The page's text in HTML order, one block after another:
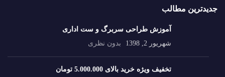
جدیدترین مطالب
آموزش طراحی سربرگ و ست اداری
شهریور 2, 1398
بدون نظری
تخفیف ویژه خرید بالای 5.000.000 تومان